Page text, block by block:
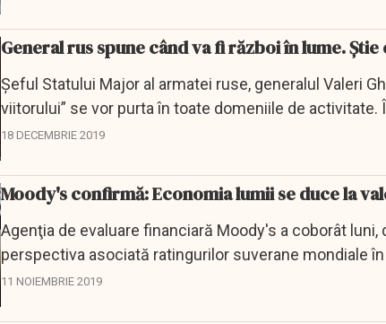
General rus spune când va fi război în lume. Știe
Șeful Statului Major al armatei ruse, generalul Valeri
viitorului” se vor purta în toate domeniile de activitate.
18 DECEMBRIE 2019
Moody's confirmă: Economia lumii se duce la
Agenţia de evaluare financiară Moody's a coborât luni,
perspectiva asociată ratingurilor suverane mondiale
politică...
11 NOIEMBRIE 2019